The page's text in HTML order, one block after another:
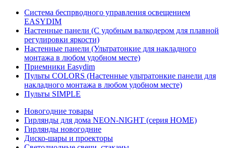
Система беспрводного управления освещением
EASYDIM
Настенные панели (С удобным валкодером для плавной
регулировки яркости)
Настенные панели (Ультратонкие для накладного
монтажа в любом удобном месте)
Приемники Easydim
Пульты COLORS (Настенные ультратонкие панели для
накладного монтажа в любом удобном месте)
Пульты SIMPLE
Новогодние товары
Гирлянды для дома NEON-NIGHT (серия HOME)
Гирлянды новогодние
Диско-шары и проекторы